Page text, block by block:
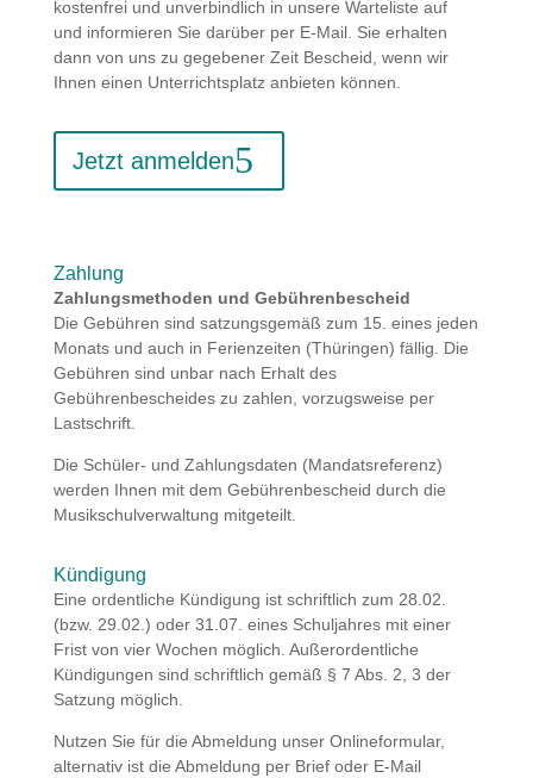
kostenfrei und unverbindlich in unsere Warteliste auf
und informieren Sie darüber per E-Mail. Sie erhalten
dann von uns zu gegebener Zeit Bescheid, wenn wir
Ihnen einen Unterrichtsplatz anbieten können.
Jetzt anmelden
Zahlung
Zahlungsmethoden und Gebührenbescheid
Die Gebühren sind satzungsgemäß zum 15. eines jeden
Monats und auch in Ferienzeiten (Thüringen) fällig. Die
Gebühren sind unbar nach Erhalt des
Gebührenbescheides zu zahlen, vorzugsweise per
Lastschrift.
Die Schüler- und Zahlungsdaten (Mandatsreferenz)
werden Ihnen mit dem Gebührenbescheid durch die
Musikschulverwaltung mitgeteilt.
Kündigung
Eine ordentliche Kündigung ist schriftlich zum 28.02.
(bzw. 29.02.) oder 31.07. eines Schuljahres mit einer
Frist von vier Wochen möglich. Außerordentliche
Kündigungen sind schriftlich gemäß § 7 Abs. 2, 3 der
Satzung möglich.
Nutzen Sie für die Abmeldung unser Onlineformular,
alternativ ist die Abmeldung per Brief oder E-Mail